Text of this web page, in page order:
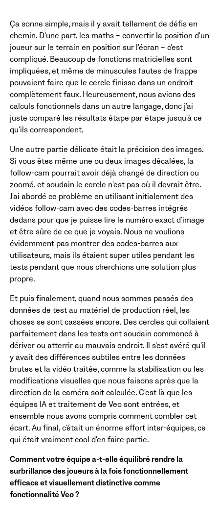
Ça sonne simple, mais il y avait tellement de défis en
chemin. D'une part, les maths – convertir la position d'un
joueur sur le terrain en position sur l'écran – c'est
compliqué. Beaucoup de fonctions matricielles sont
impliquées, et même de minuscules fautes de frappe
pouvaient faire que le cercle finisse dans un endroit
complètement faux. Heureusement, nous avions des
calculs fonctionnels dans un autre langage, donc j'ai
juste comparé les résultats étape par étape jusqu'à ce
qu'ils correspondent.
Une autre partie délicate était la précision des images.
Si vous êtes même une ou deux images décalées, la
follow-cam pourrait avoir déjà changé de direction ou
zoomé, et soudain le cercle n'est pas où il devrait être.
J'ai abordé ce problème en utilisant initialement des
vidéos follow-cam avec des codes-barres intégrés
dedans pour que je puisse lire le numéro exact d'image
et être sûre de ce que je voyais. Nous ne voulions
évidemment pas montrer des codes-barres aux
utilisateurs, mais ils étaient super utiles pendant les
tests pendant que nous cherchions une solution plus
propre.
Et puis finalement, quand nous sommes passés des
données de test au matériel de production réel, les
choses se sont cassées encore. Des cercles qui collaient
parfaitement dans les tests ont soudain commencé à
dériver ou atterrir au mauvais endroit. Il s'est avéré qu'il
y avait des différences subtiles entre les données
brutes et la vidéo traitée, comme la stabilisation ou les
modifications visuelles que nous faisons après que la
direction de la caméra soit calculée. C'est là que les
équipes IA et traitement de Veo sont entrées, et
ensemble nous avons compris comment combler cet
écart. Au final, c'était un énorme effort inter-équipes, ce
qui était vraiment cool d'en faire partie.
Comment votre équipe a-t-elle équilibré rendre la
surbrillance des joueurs à la fois fonctionnellement
efficace et visuellement distinctive comme
fonctionnalité Veo ?